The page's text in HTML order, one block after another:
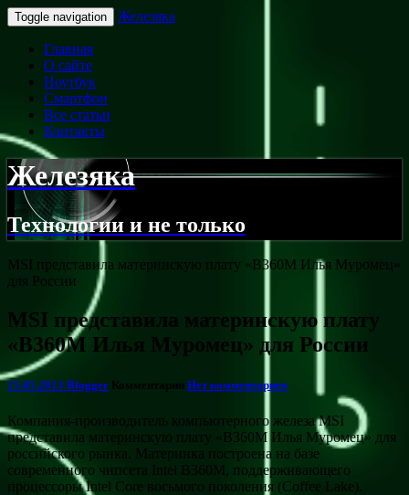
Toggle navigation Железяка
Главная
О сайте
Ноутбук
Смартфон
Все статьи
Контакты
Железяка
Технологии и не только
MSI представила материнскую плату «B360M Илья Муромец»
для России
MSI представила материнскую плату
«B360M Илья Муромец» для России
15.05.2013 Blogger Комментарии Нет комментариев
Компания-производитель компьютерного железа MSI
представила материнскую плату «B360M Илья Муромец» для
российского рынка. Материнка построена на базе
современного чипсета Intel B360M, поддерживающего
процессоры Intel Core восьмого поколения (Coffee Lake).